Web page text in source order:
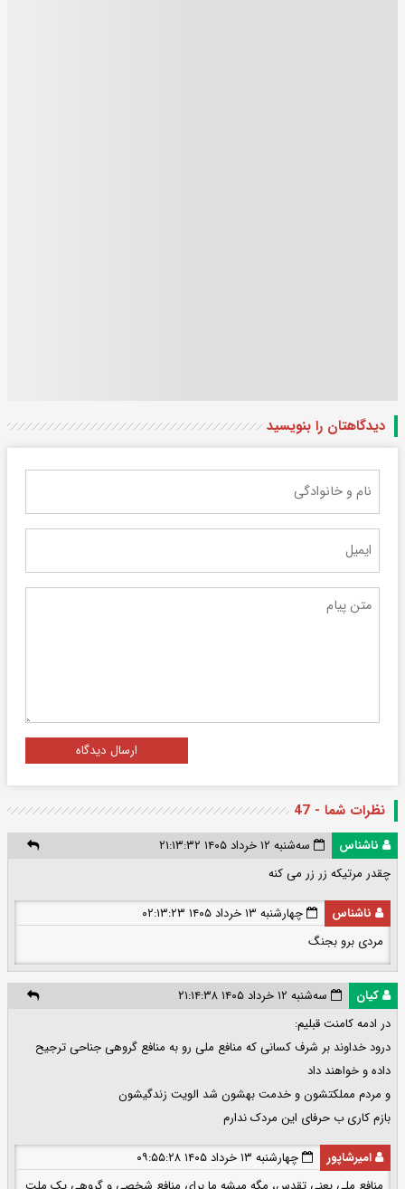
دیدگاهتان را بنویسید
ارسال دیدگاه
نظرات شما - 47
ناشناس
سه‌شنبه ۱۲ خرداد ۱۴۰۵ ۲۱:۱۳:۳۲
چقدر مرتیکه زر زر می کنه
ناشناس
چهارشنبه ۱۳ خرداد ۱۴۰۵ ۰۲:۱۳:۲۳
مردی برو بجنگ
کیان
سه‌شنبه ۱۲ خرداد ۱۴۰۵ ۲۱:۱۴:۳۸
در ادمه کامنت قبلیم:
درود خداوند بر شرف کسانی که منافع ملی رو به منافع گروهی جناحی ترجیح
داده و خواهند داد
و مردم مملکتشون و خدمت بهشون شد الویت زندگیشون
بازم کاری ب حرفای این مردک ندارم
امیرشاپور
چهارشنبه ۱۳ خرداد ۱۴۰۵ ۰۹:۵۵:۲۸